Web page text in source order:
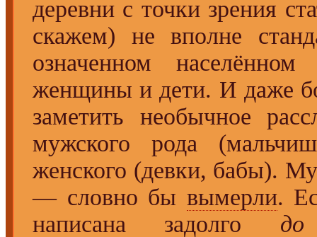
деревни с точки зрения
скажем) не вполне
означенном
женщины и дети. И даже
заметить необычное
мужского рода
женского (девки, бабы).
— словно бы вымерли.
написана задолго до